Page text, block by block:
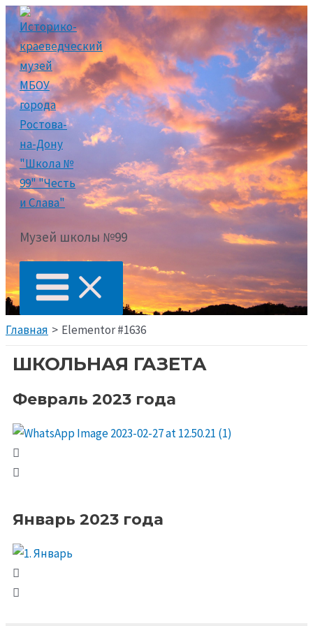
Музей школы №99
Главная Elementor #1636
ШКОЛЬНАЯ ГАЗЕТА
Февраль 2023 года
Январь 2023 года